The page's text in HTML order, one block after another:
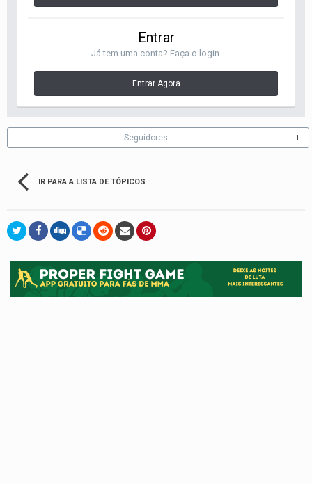
Entrar
Já tem uma conta? Faça o login.
Entrar Agora
Seguidores 1
IR PARA A LISTA DE TÓPICOS